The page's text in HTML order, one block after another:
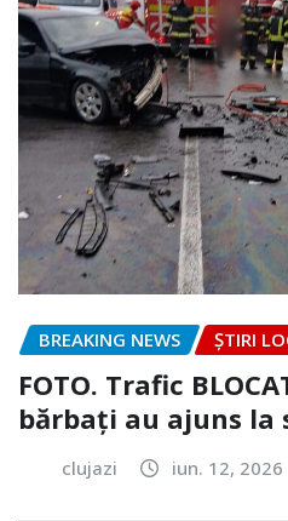
BREAKING NEWS ȘTIRI
FOTO. Trafic
bărbați au ajuns la
clujazi iun. 12, 2026